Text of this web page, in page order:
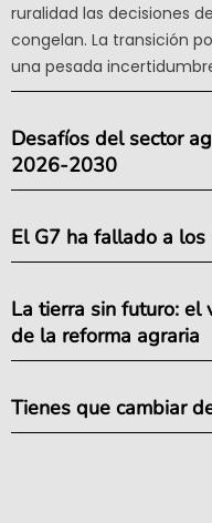
ruralidad las decisiones
congelan. La transición
una pesada
Desafíos del sector
2026-2030
El G7 ha fallado a
La tierra sin futuro: el
de la reforma agraria
Tienes que cambiar